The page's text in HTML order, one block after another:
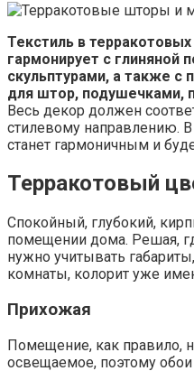
Текстиль в
гармонирует с глиняной
скульптурами, а также с
для штор, подушечками,
Весь декор должен
стилевому направлению.
станет гармоничным и
Терракотовый
Спокойный, глубокий,
помещении дома. Решая,
нужно учитывать
комнаты, колорит уже
Прихожая
Помещение, как правило,
освещаемое, поэтому